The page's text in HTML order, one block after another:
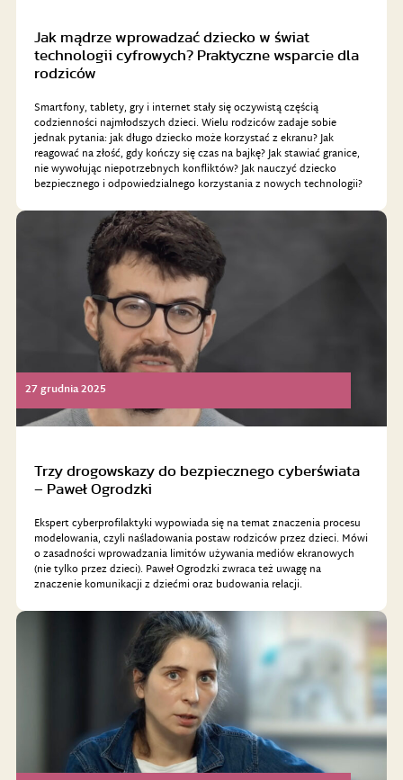
Jak mądrze wprowadzać dziecko w świat
technologii cyfrowych? Praktyczne wsparcie dla
rodziców
Smartfony, tablety, gry i internet stały się oczywistą częścią
codzienności najmłodszych dzieci. Wielu rodziców zadaje sobie
jednak pytania: jak długo dziecko może korzystać z ekranu? Jak
reagować na złość, gdy kończy się czas na bajkę? Jak stawiać granice,
nie wywołując niepotrzebnych konfliktów? Jak nauczyć dziecko
bezpiecznego i odpowiedzialnego korzystania z nowych technologii?
27 grudnia 2025
Trzy drogowskazy do bezpiecznego cyberświata
– Paweł Ogrodzki
Ekspert cyberprofilaktyki wypowiada się na temat znaczenia procesu
modelowania, czyli naśladowania postaw rodziców przez dzieci. Mówi
o zasadności wprowadzania limitów używania mediów ekranowych
(nie tylko przez dzieci). Paweł Ogrodzki zwraca też uwagę na
znaczenie komunikacji z dziećmi oraz budowania relacji.